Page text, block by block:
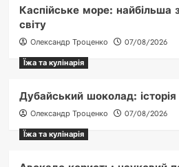
Каспійське море: найбільша
світу
Олександр Троценко
07/08/2026
Їжа та кулінарія
Дубайський шоколад: історія
Олександр Троценко
07/08/2026
Їжа та кулінарія